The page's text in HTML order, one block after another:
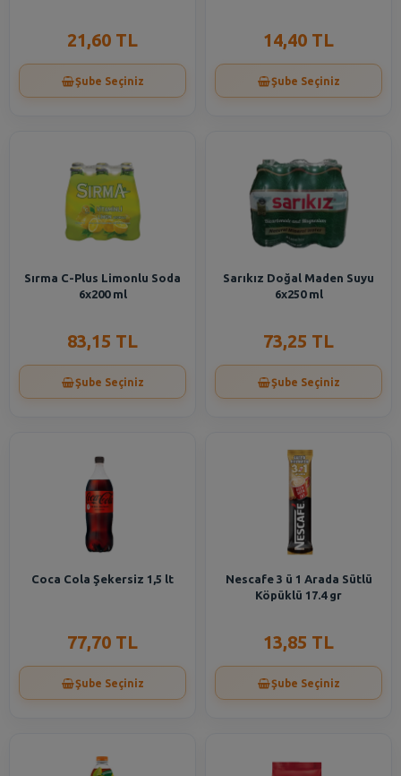
21,60 TL
Şube Seçiniz
14,40 TL
Şube Seçiniz
Sırma C-Plus Limonlu Soda
6x200 ml
83,15 TL
Şube Seçiniz
Sarıkız Doğal Maden Suyu
6x250 ml
73,25 TL
Şube Seçiniz
Coca Cola Şekersiz 1,5 lt
77,70 TL
Şube Seçiniz
Nescafe 3 ü 1 Arada Sütlü
Köpüklü 17.4 gr
13,85 TL
Şube Seçiniz